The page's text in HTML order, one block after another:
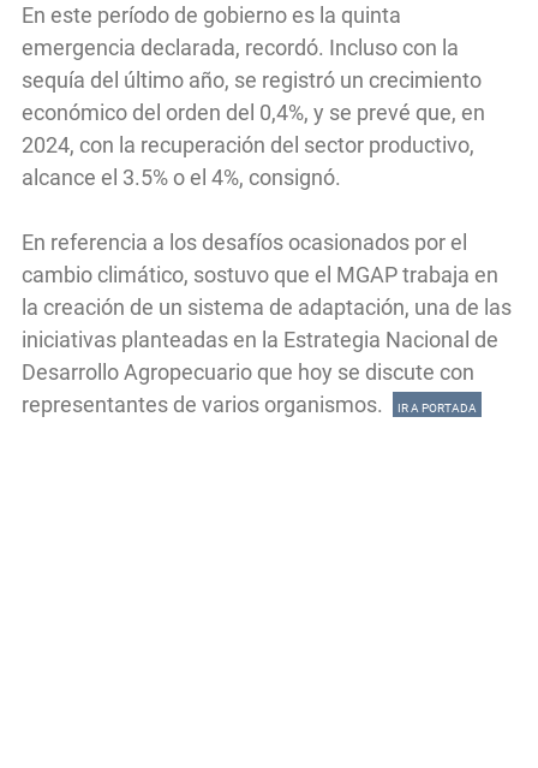
En este período de gobierno es la quinta
emergencia declarada, recordó. Incluso con la
sequía del último año, se registró un crecimiento
económico del orden del 0,4%, y se prevé que, en
2024, con la recuperación del sector productivo,
alcance el 3.5% o el 4%, consignó.
En referencia a los desafíos ocasionados por el
cambio climático, sostuvo que el MGAP trabaja en
la creación de un sistema de adaptación, una de las
iniciativas planteadas en la Estrategia Nacional de
Desarrollo Agropecuario que hoy se discute con
representantes de varios organismos.
IR A PORTADA